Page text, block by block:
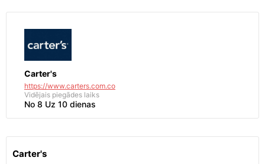
Carter's
https://www.carters.com.co
Vidējais piegādes laiks
No 8 Uz 10 dienas
Carter's